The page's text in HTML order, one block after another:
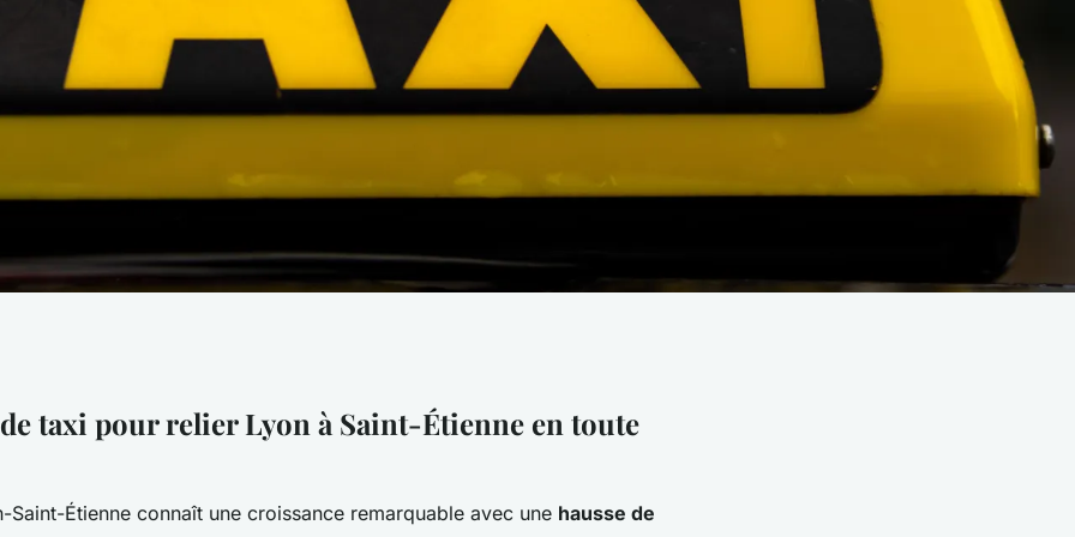
Étienne :
taxi pour relier Lyon à Saint-Étienne en toute
Saint-Étienne connaît une croissance remarquable avec une hausse de